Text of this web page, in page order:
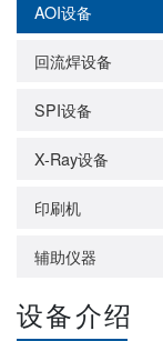
AOI设备
回流焊设备
SPI设备
X-Ray设备
印刷机
辅助仪器
设备介绍